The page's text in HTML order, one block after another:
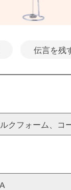
伝言を残
クフォーム、